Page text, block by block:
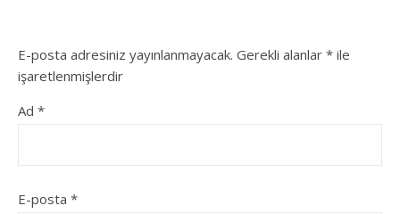
E-posta adresiniz yayınlanmayacak. Gerekli alanlar * ile
işaretlenmişlerdir
Ad *
E-posta *